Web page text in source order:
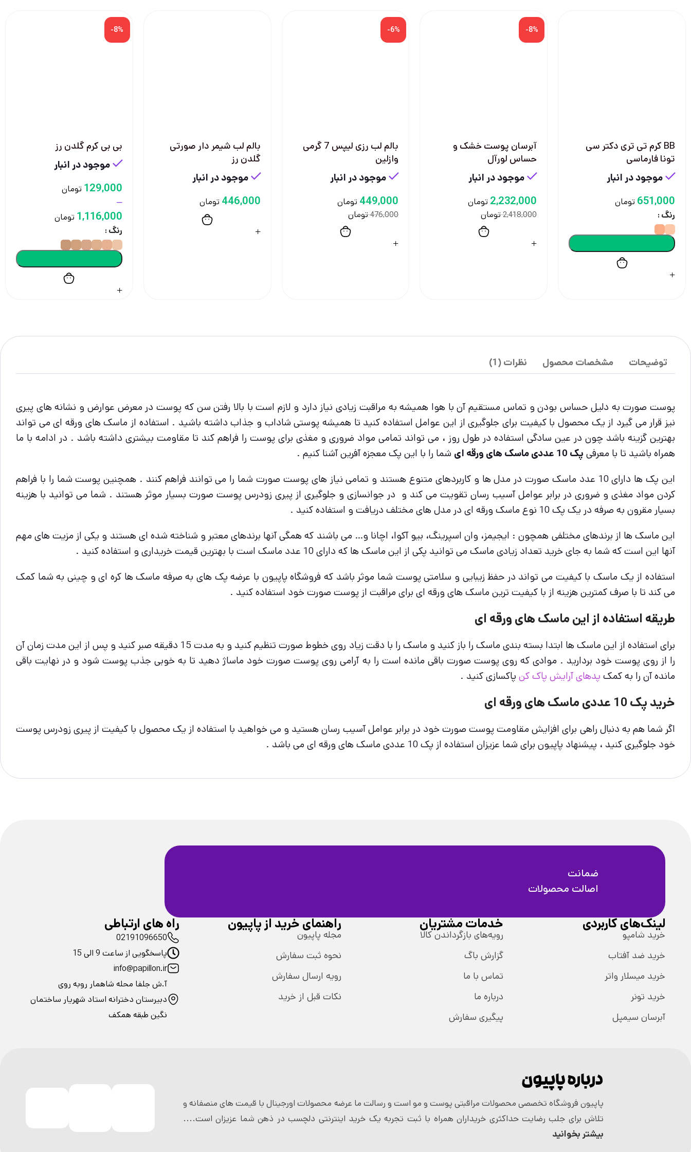
BB کرم تی تری دکتر سی
تونا فارماسی
موجود در انبار
651,000 تومان
رنگ
-8%
آبرسان پوست خشک و
حساس لورآل
موجود در انبار
2,418,000تومان
2,232,000 تومان
-6%
بالم لب رزی لیپس 7 گرمی
وازلین
موجود در انبار
476,000تومان
449,000 تومان
بالم لب شیمر دار صورتی
گلدن رز
موجود در انبار
446,000 تومان
-8%
بی بی کرم گلدن رز
موجود در انبار
1,116,000 تومان
–
129,000 تومان
رنگ
توضیحات مشخصات محصول نظرات (1)
پوست صورت به دلیل حساس بودن و تماس مستقیم آن با هوا همیشه به مراقبت زیادی نیاز دارد و لازم است با بالا رفتن سن که پوست در معرض عوارض و نشانه های پیری
نیز قرار می گیرد از یک محصول با کیفیت برای جلوگیری از این عوامل استفاده کنید تا همیشه پوستی شاداب و جذاب داشته باشید . استفاده از ماسک های ورقه ای می تواند
بهترین گزینه باشد چون در عین سادگی استفاده در طول روز ، می تواند تمامی مواد ضروری و مغذی برای پوست را فراهم کند تا مقاومت بیشتری داشته باشد . در ادامه با ما
همراه باشید تا با معرفی پک 10 عددی ماسک های ورقه ای
شما را با این پک معجزه آفرین آشنا کنیم .
این پک ها دارای 10 عدد ماسک صورت در مدل ها و کاربردهای متنوع هستند و تمامی نیاز های پوست صورت شما را می توانند فراهم کنند . همچنین پوست شما را با فراهم
کردن مواد مغذی و ضروری در برابر عوامل آسیب رسان تقویت می کند و در جوانسازی و جلوگیری از پیری زودرس پوست صورت بسیار موثر هستند . شما می توانید با هزینه
بسیار مقرون به صرفه در یک پک 10 نوع ماسک ورقه ای در مدل های مختلف دریافت و استفاده کنید .
این ماسک ها از برندهای مختلفی همچون : ایجیمز، وان اسپرینگ، بیو آکوا، اچانا و… می باشند که همگی آنها برندهای معتبر و شناخته شده ای هستند و یکی از مزیت های مهم
آنها این است که شما به جای خرید تعداد زیادی ماسک می توانید پکی از این ماسک ها که دارای 10 عدد ماسک است با بهترین قیمت خریداری و استفاده کنید .
استفاده از یک ماسک با کیفیت می تواند در حفظ زیبایی و سلامتی پوست شما موثر باشد که فروشگاه پاپیون با عرضه پک های به صرفه ماسک ها کره ای و چینی به شما کمک
می کند تا با صرف کمترین هزینه از با کیفیت ترین ماسک های ورقه ای برای مراقبت از پوست صورت خود استفاده کنید .
طریقه استفاده از این ماسک های ورقه ای
برای استفاده از این ماسک ها ابتدا بسته بندی ماسک را باز کنید و ماسک را با دقت زیاد روی خطوط صورت تنظیم کنید و به مدت 15 دقیقه صبر کنید و پس از این مدت زمان آن
را از روی پوست خود بردارید . موادی که روی پوست صورت باقی مانده است را به آرامی روی پوست صورت خود ماساژ دهید تا به خوبی جذب پوست شود و در نهایت باقی
مانده آن را به کمک پدهای آرایش پاک کن پاکسازی کنید .
خرید پک 10 عددی ماسک های ورقه ای
اگر شما هم به دنبال راهی برای افزایش مقاومت پوست صورت خود در برابر عوامل آسیب رسان هستید و می خواهید با استفاده از یک محصول با کیفیت از پیری زودرس پوست
خود جلوگیری کنید ، پیشنهاد پاپیون برای شما عزیزان استفاده از پک 10 عددی ماسک های ورقه ای می باشد .
ضمانت
اصالت محصولات
لینک‌های کاربردی
خرید شامپو
خرید ضد آفتاب
خرید میسلار واتر
خرید تونر
آبرسان سیمپل
خدمات مشتریان
رویه‌های بازگرداندن کالا
گزارش باگ
تماس با ما
درباره ما
پیگیری سفارش
راهنمای خرید از پاپیون
مجله پاپیون
نحوه ثبت سفارش
رویه ارسال سفارش
نکات قبل از خرید
راه های ارتباطی
02191096650
پاسخگویی از ساعت 9 الی 15
info@papillon.ir
آ.ش جلفا محله شاهمار روبه روی
دبیرستان دخترانه استاد شهریار ساختمان
نگین طبقه همکف
درباره پاپیون
پاپیون فروشگاه تخصصی محصولات مراقبتی پوست و مو است و رسالت ما عرضه محصولات اورجینال با قیمت های منصفانه و
تلاش برای جلب رضایت حداکثری خریداران همراه با ثبت تجربه یک خرید اینترنتی دلچسب در ذهن شما عزیزان است....
بیشتر بخوانید